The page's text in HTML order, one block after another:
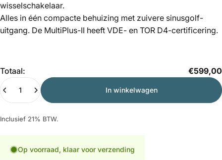
wisselschakelaar.
Alles in één compacte behuizing met zuivere sinusgolf-
uitgang. De MultiPlus-II heeft VDE- en TOR D4-certificering.
Totaal: €599,00
Hoeveelheid
In winkelwagen
Inclusief 21% BTW.
Op voorraad, klaar voor verzending